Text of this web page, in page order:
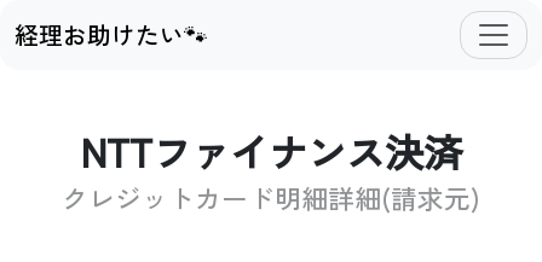
経理お助けたい🐾
NTTファイナンス決済
クレジットカード明細詳細(請求元)